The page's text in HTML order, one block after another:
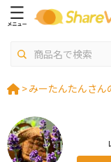
>みーたんたんさん